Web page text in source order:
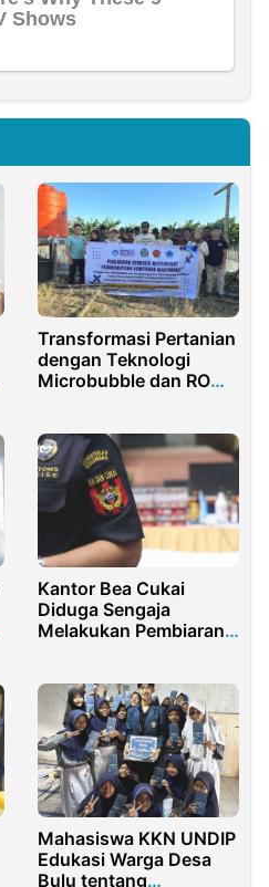
Transformasi Pertanian
dengan Teknologi
Microbubble dan RO
Kantor Bea Cukai
Diduga Sengaja
Melakukan Pembiaran
Mahasiswa KKN UNDIP
Edukasi Warga Desa
Bulu tentang